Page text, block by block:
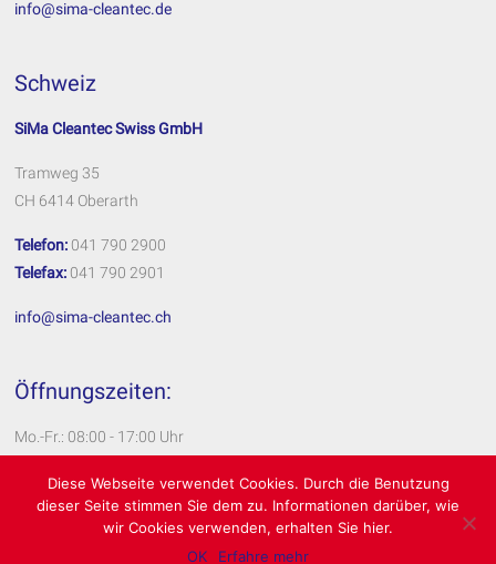
info@sima-cleantec.de
Schweiz
SiMa Cleantec Swiss GmbH
Tramweg 35
CH 6414 Oberarth
Telefon: 041 790 2900
Telefax: 041 790 2901
info@sima-cleantec.ch
Öffnungszeiten:
Mo.-Fr.: 08:00 - 17:00 Uhr
Impressum
Datenschutzerklärung
Diese Webseite verwendet Cookies. Durch die Benutzung
dieser Seite stimmen Sie dem zu. Informationen darüber, wie
wir Cookies verwenden, erhalten Sie hier.
OK
Erfahre mehr